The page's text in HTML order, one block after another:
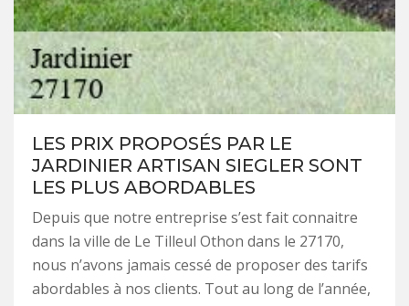
LES PRIX PROPOSÉS PAR LE
JARDINIER ARTISAN SIEGLER SONT
LES PLUS ABORDABLES
Depuis que notre entreprise s’est fait connaitre
dans la ville de Le Tilleul Othon dans le 27170,
nous n’avons jamais cessé de proposer des tarifs
abordables à nos clients. Tout au long de l’année,